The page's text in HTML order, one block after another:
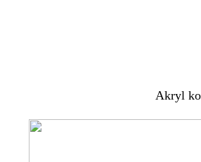
Akryl